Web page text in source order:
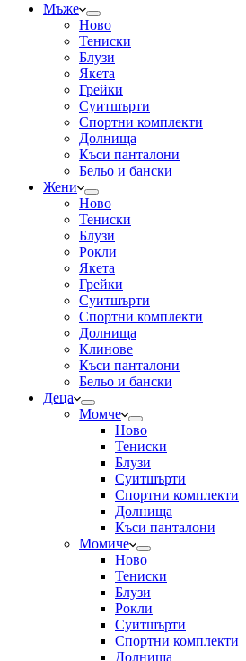
Мъже
Ново
Тениски
Блузи
Якета
Грейки
Суитшърти
Спортни комплекти
Долнища
Къси панталони
Бельо и бански
Жени
Ново
Тениски
Блузи
Рокли
Якета
Грейки
Суитшърти
Спортни комплекти
Долнища
Клинове
Къси панталони
Бельо и бански
Деца
Момче
Ново
Тениски
Блузи
Суитшърти
Спортни комплекти
Долнища
Къси панталони
Момиче
Ново
Тениски
Блузи
Рокли
Суитшърти
Спортни комплекти
Долнища